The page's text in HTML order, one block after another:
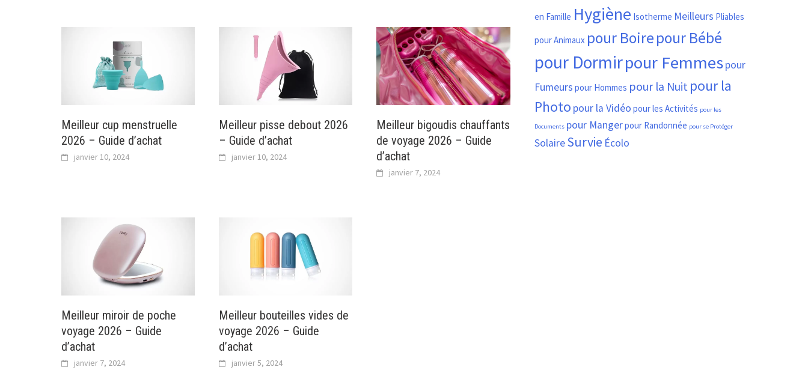
Meilleur cup menstruelle
2026 – Guide d’achat
janvier 10, 2024
Meilleur pisse debout 2026
– Guide d’achat
janvier 10, 2024
Meilleur bigoudis chauffants
de voyage 2026 – Guide
d’achat
janvier 7, 2024
Meilleur miroir de poche
voyage 2026 – Guide
d’achat
janvier 7, 2024
Meilleur bouteilles vides de
voyage 2026 – Guide
d’achat
janvier 5, 2024
en Famille Hygiène Isotherme Meilleurs Pliables
pour Animaux pour Boirepour Bébé
pour Dormirpour Femmespour
Fumeurs pour Hommes pour la Nuit pour la
Photo pour la Vidéo pour les Activités pour les
Documents pour Mangerpour Randonnée pour se Protéger
SolaireSurvie Écolo